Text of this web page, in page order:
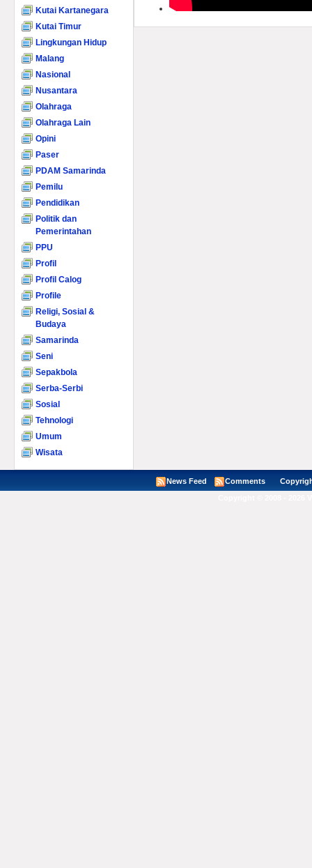
Kutai Kartanegara
Kutai Timur
Lingkungan Hidup
Malang
Nasional
Nusantara
Olahraga
Olahraga Lain
Opini
Paser
PDAM Samarinda
Pemilu
Pendidikan
Politik dan
Pemerintahan
PPU
Profil
Profil Calog
Profile
Religi, Sosial &
Budaya
Samarinda
Seni
Sepakbola
Serba-Serbi
Sosial
Tehnologi
Umum
Wisata
News Feed Comments Copyright